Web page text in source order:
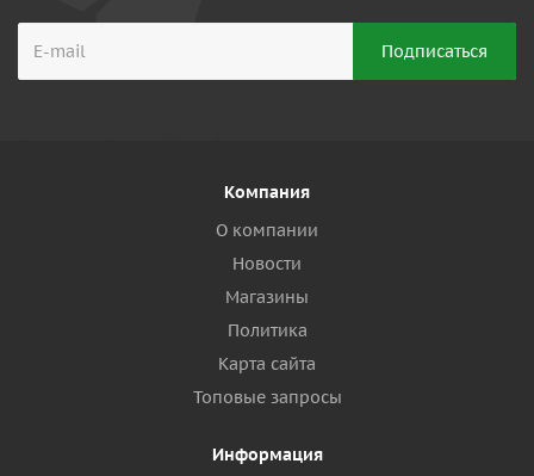
Компания
О компании
Новости
Магазины
Политика
Карта сайта
Топовые запросы
Информация